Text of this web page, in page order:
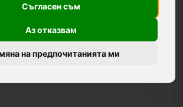
Съгласен съм
Аз отказвам
на предпочитанията ми